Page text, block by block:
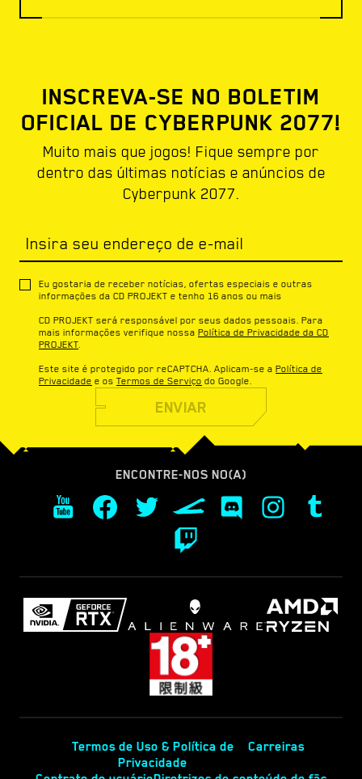
INSCREVA-SE NO BOLETIM
OFICIAL DE CYBERPUNK 2077!
Muito mais que jogos! Fique sempre por
dentro das últimas notícias e anúncios de
Cyberpunk 2077.
Insira seu endereço de e-mail
Eu gostaria de receber notícias, ofertas especiais e outras
informações da CD PROJEKT e tenho 16 anos ou mais
CD PROJEKT será responsável por seus dados pessoais. Para
mais informações verifique nossa Política de Privacidade da CD
PROJEKT
Este site é protegido por reCAPTCHA. Aplicam-se a Política de
Privacidade e os Termos de Serviço do Google.
ENVIAR
ENCONTRE-NOS NO(A)
Termos de Uso & Política de
Privacidade
Carreiras